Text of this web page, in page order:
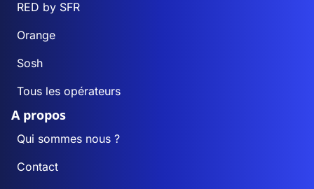
RED by SFR
Orange
Sosh
Tous les opérateurs
A propos
Qui sommes nous ?
Contact